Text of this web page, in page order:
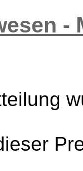
-